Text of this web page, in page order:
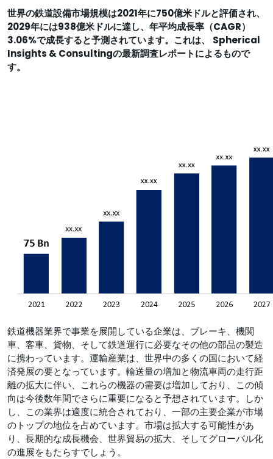
世界の鉄道設備市場規模は2021年に750億米ドルと評価され、
2029年には938億米ドルに達し、年平均成長率（CAGR）
3.06%で成長すると予測されています。これは、
Spherical
Insights & Consultingの最新調査レポートによるもので
す。
鉄道機器業界で事業を展開している企業は、ブレーキ、機関
車、客車、貨物、そして鉄道運行に必要なその他の部品の製造
に携わっています。運輸産業は、世界中の多くの国において経
済発展の要となっています。輸送量の増加と物流車両の走行距
離の拡大に伴い、これらの機器の需要は増加しており、この傾
向は今後数年間でさらに重要になると予想されています。しか
し、この業界は適度に統合されており、一部の主要企業が市場
のトップの地位を占めています。市場は拡大する可能性があ
り、長期的な成長機会、世界貿易の拡大、そしてグローバル化
の進展をもたらすでしょう。